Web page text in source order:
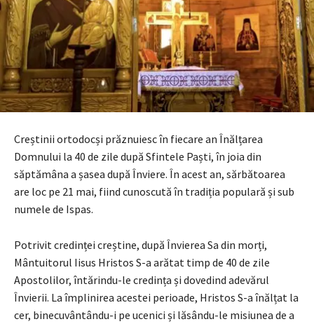
Creștinii ortodocși prăznuiesc în fiecare an Înălțarea
Domnului la 40 de zile după Sfintele Paști, în joia din
săptămâna a șasea după Înviere. În acest an, sărbătoarea
are loc pe 21 mai, fiind cunoscută în tradiția populară și sub
numele de Ispas.
Potrivit credinței creștine, după Învierea Sa din morți,
Mântuitorul Iisus Hristos S-a arătat timp de 40 de zile
Apostolilor, întărindu-le credința și dovedind adevărul
Învierii. La împlinirea acestei perioade, Hristos S-a înălțat la
cer, binecuvântându-i pe ucenici și lăsându-le misiunea de a